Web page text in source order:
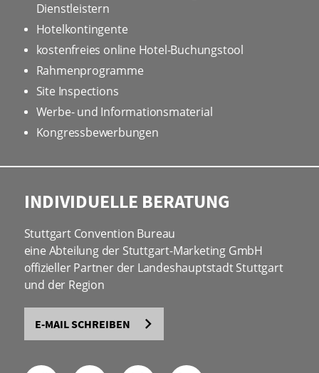
Dienstleistern
Hotelkontingente
kostenfreies online Hotel-Buchungstool
Rahmenprogramme
Site Inspections
Werbe- und Informationsmaterial
Kongressbewerbungen
INDIVIDUELLE BERATUNG
Stuttgart Convention Bureau
eine Abteilung der Stuttgart-Marketing GmbH
offizieller Partner der Landeshauptstadt Stuttgart
und der Region
E-MAIL SCHREIBEN